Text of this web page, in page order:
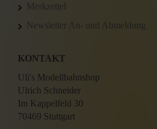
Merkzettel
Newsletter An- und Abmeldung
KONTAKT
Uli's Modellbahnshop
Ulrich Schneider
Im Kappelfeld 30
70469 Stuttgart